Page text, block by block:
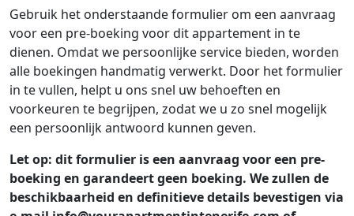
Gebruik het onderstaande formulier om een aanvraag
voor een pre-boeking voor dit appartement in te
dienen. Omdat we persoonlijke service bieden, worden
alle boekingen handmatig verwerkt. Door het formulier
in te vullen, helpt u ons snel uw behoeften en
voorkeuren te begrijpen, zodat we u zo snel mogelijk
een persoonlijk antwoord kunnen geven.
Let op: dit formulier is een aanvraag voor een pre-
boeking en garandeert geen boeking. We zullen de
beschikbaarheid en definitieve details bevestigen via